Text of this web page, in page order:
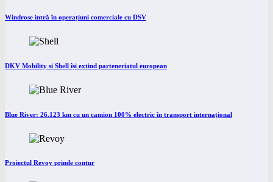
Windrose intră în operațiuni comerciale cu DSV
DKV Mobility și Shell își extind parteneriatul european
Blue River: 26.123 km cu un camion 100% electric în transport internațional
Proiectul Revoy prinde contur